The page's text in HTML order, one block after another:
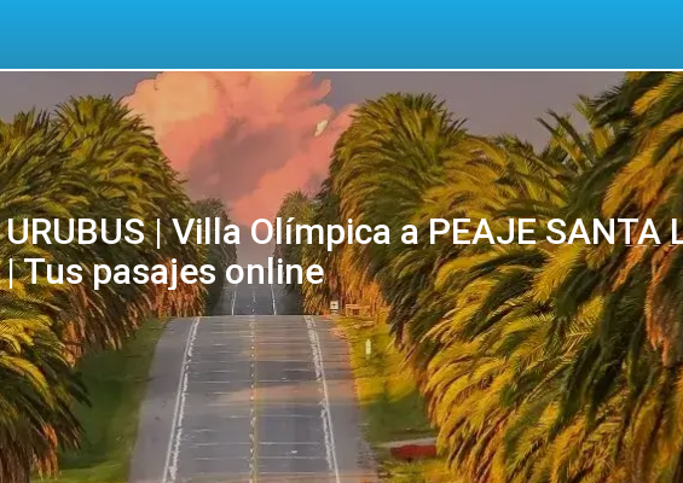
URUBUS | Villa Olímpica a PEAJE SANTA
| Tus pasajes online